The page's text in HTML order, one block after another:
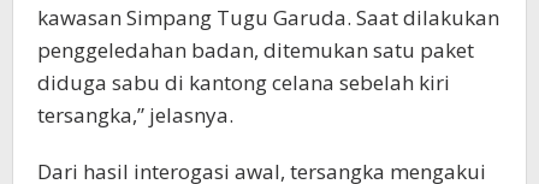
kawasan Simpang Tugu Garuda. Saat dilakukan
penggeledahan badan, ditemukan satu paket
diduga sabu di kantong celana sebelah kiri
tersangka,” jelasnya.
Dari hasil interogasi awal, tersangka mengakui